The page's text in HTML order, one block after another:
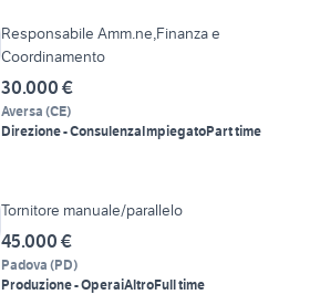
Responsabile Amm.ne,Finanza e
Coordinamento
30.000 €
Aversa (CE)
Direzione - ConsulenzaImpiegatoPart time
Tornitore manuale/parallelo
45.000 €
Padova (PD)
Produzione - OperaiAltroFull time